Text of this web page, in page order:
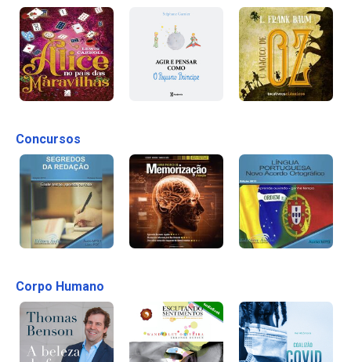
Concursos
Corpo Humano